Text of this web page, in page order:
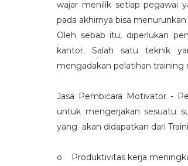
wajar menilik setiap pegawai
pada akhirnya bisa
Oleh sebab itu, diperlukan
kantor. Salah satu teknik
mengadakan pelatihan training
Jasa Pembicara Motivator -
untuk mengerjakan sesuatu
yang akan didapatkan dari
o Produktivitas kerja